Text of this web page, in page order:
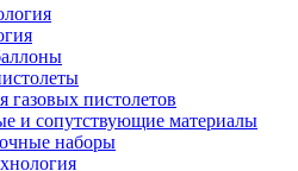
газовых пистолетов
и сопутствующие материалы
наборы